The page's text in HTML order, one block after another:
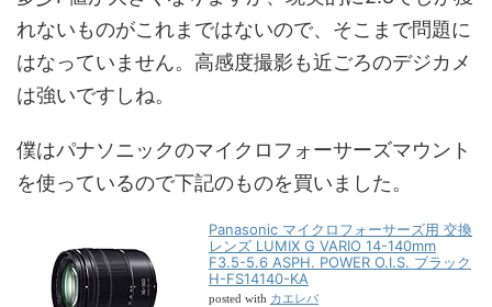
れないものがこれまではないので、そこまで問題に
はなっていません。高感度撮影も近ごろのデジカメ
は強いですしね。
僕はパナソニックのマイクロフォーサーズマウント
を使っているので下記のものを買いました。
Panasonic マイクロフォーサーズ用 交換
レンズ LUMIX G VARIO 14-140mm
F3.5-5.6 ASPH. POWER O.I.S. ブラック
H-FS14140-KA
posted with カエレバ